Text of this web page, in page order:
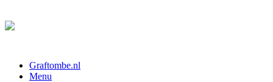
Graftombe.nl
Menu